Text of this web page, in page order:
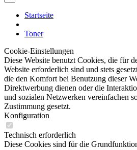
Startseite
Toner
Cookie-Einstellungen
Diese Website benutzt Cookies, die für
Website erforderlich sind und stets
die den Komfort bei Benutzung dieser
Direktwerbung dienen oder die
und sozialen Netzwerken vereinfachen
Zustimmung gesetzt.
Konfiguration
Technisch erforderlich
Diese Cookies sind für die